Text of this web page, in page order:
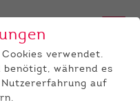
verwendet.
benötigt, während es
auf